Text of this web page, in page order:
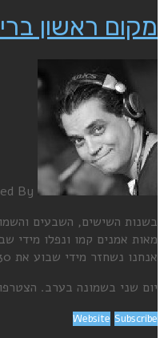
מקום ראשון
By
בשנות השישים, השבעים
מאות אמנים קמו ונפלו מידי
אנחנו נשחזר מידי שבוע את 30 המקומות הראשונים במצעד הבריטי כפי ששודר בדיוק לפני 38 שנה, באותו התאריך בדיוק.
יום שני בשמונה בערב.
Website Subscribe